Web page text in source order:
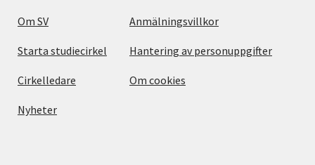
Om SV
Starta studiecirkel
Cirkelledare
Nyheter
Anmälningsvillkor
Hantering av personuppgifter
Om cookies